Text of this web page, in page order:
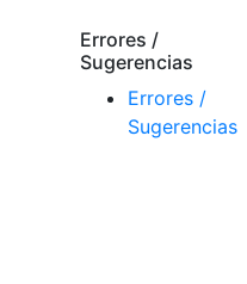
Errores /
Sugerencias
Errores /
Sugerencias